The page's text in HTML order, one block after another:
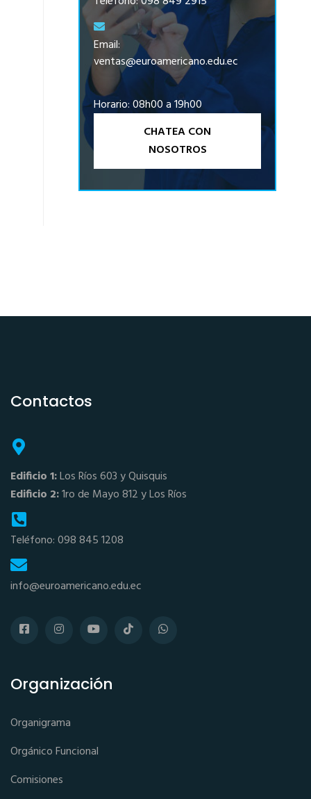
Email:
ventas@euroamericano.edu.ec
Horario: 08h00 a 19h00
CHATEA CON
NOSOTROS
Contactos
Edificio 1:Los Ríos 603 y Quisquis
Edificio 2:1ro de Mayo 812 y Los Ríos
Teléfono: 098 845 1208
info@euroamericano.edu.ec
Organización
Organigrama
Orgánico Funcional
Comisiones